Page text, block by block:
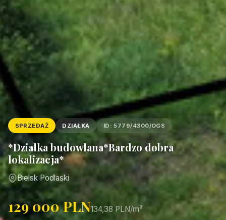
SPRZEDAŻ DZIAŁKA ID: 5779/4300/OGS
*Dzialka budowlana*Bardzo dobra
lokalizacja*
Bielsk Podlaski
129 000 PLN134,38 PLN/m²